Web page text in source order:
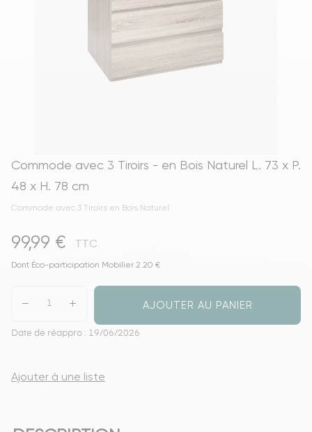
Commode avec 3 Tiroirs - en Bois Naturel L. 73 x P.
48 x H. 78 cm
Commode avec 3 Tiroirs en Bois Naturel
99,99 € TTC
Dont Éco-participation Mobilier 2.20 €
AJOUTER AU PANIER
Date de réappro : 19/06/2026
Ajouter à une liste